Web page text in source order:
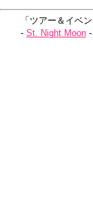
「ツアー＆イベ
- St. Night Moon -